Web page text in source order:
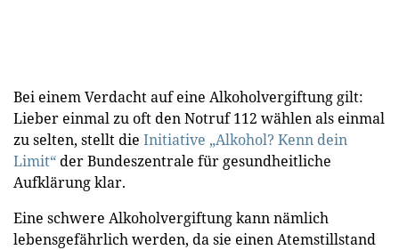
Bei einem Verdacht auf eine Alkoholvergiftung gilt:
Lieber einmal zu oft den Notruf 112 wählen als einmal
zu selten, stellt die Initiative „Alkohol? Kenn dein
Limit“der Bundeszentrale für gesundheitliche
Aufklärung klar.
Eine schwere Alkoholvergiftung kann nämlich
lebensgefährlich werden, da sie einen Atemstillstand